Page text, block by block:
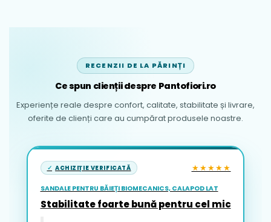
RECENZII DE LA PĂRINȚI
Ce spun clienții despre Pantofiori.ro
Experiențe reale despre confort, calitate, stabilitate și livrare,
oferite de clienți care au cumpărat produsele noastre.
ACHIZIȚIE VERIFICATĂ ★★★★★
SANDALE PENTRU BĂIEȚI BIOMECANICS, CALAPOD LAT
Stabilitate foarte bună pentru cel mic